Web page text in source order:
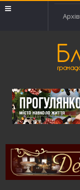
Архів